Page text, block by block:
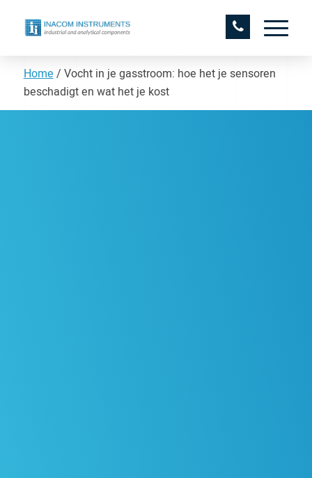
Home / Vocht in je gasstroom: hoe het je sensoren
beschadigt en wat het je kost